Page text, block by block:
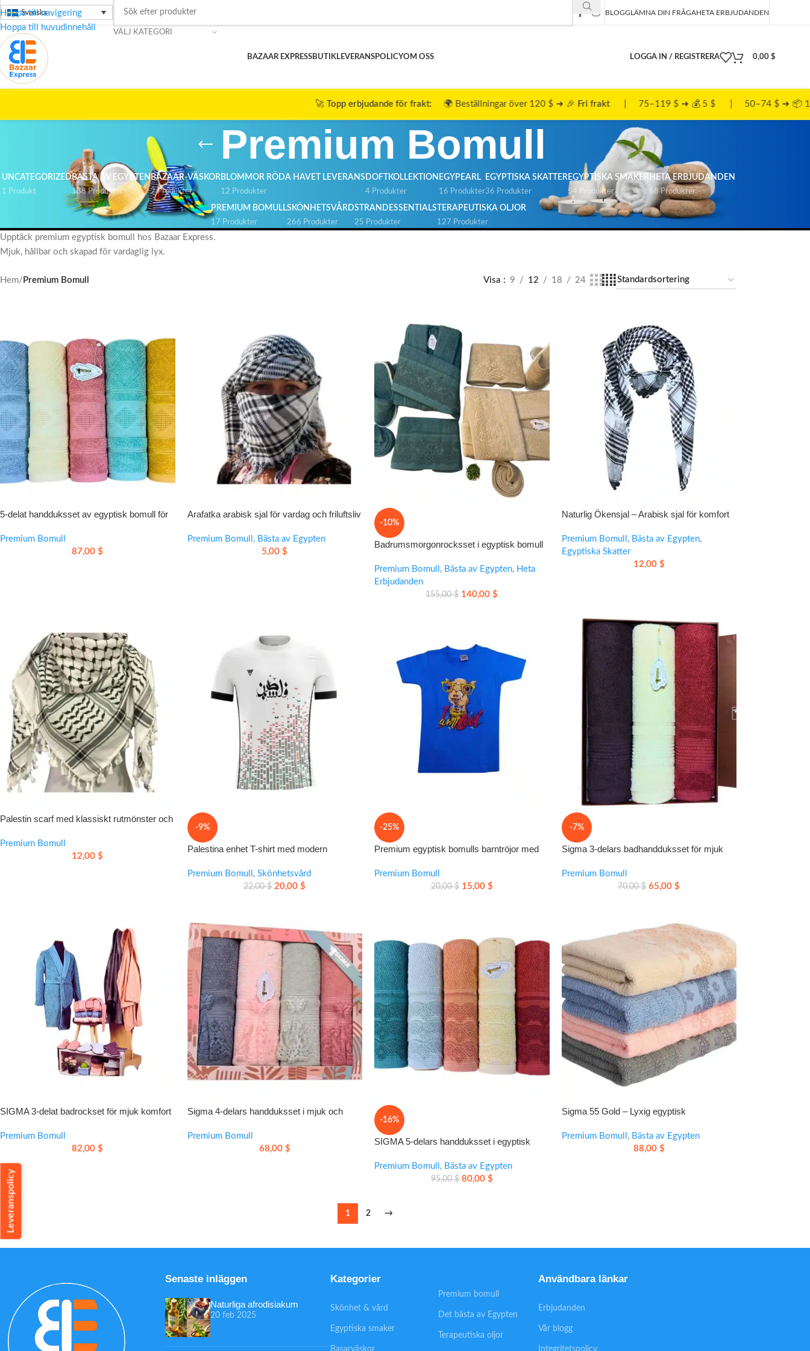
Hoppa till navigering
Hoppa till huvudinnehåll
Svenska
VÄLJ KATEGORI
BLOGGLÄMNA DIN FRÅGAHETA ERBJUDANDEN
BAZAAR EXPRESSBUTIKLEVERANSPOLICYOM OSS LOGGA IN / REGISTRERA 0,00 $
Topp erbjudande för frakt:🌍 Beställningar över 120 $ ➜ 🎉Fri frakt| 75–119 $ ➜ 💰 5 $ | 50–74 $ ➜ 📦 10 $
Premium Bomull
UNCATEGORIZED
1 Produkt
BÄSTA AV EGYPTEN
138 Produkter
BAZAAR-VÄSKOR
2 Produkter
BLOMMOR RÖDA HAVET LEVERANS
12 Produkter
DOFTKOLLEKTION
4 Produkter
EGYPEARL
16 Produkter
EGYPTISKA SKATTER
36 Produkter
EGYPTISKA SMAKER
54 Produkter
HETA ERBJUDANDEN
68 Produkter
PREMIUM BOMULL
17 Produkter
SKÖNHETSVÅRD
266 Produkter
STRANDESSENTIALS
25 Produkter
TERAPEUTISKA OLJOR
127 Produkter
Upptäck premium egyptisk bomull hos Bazaar Express.
Mjuk, hållbar och skapad för vardaglig lyx.
Hem/ Premium Bomull Visa 9 12 18 24
5-delat handduksset av egyptisk bomull för
Premium Bomull
87,00$
Arafatka arabisk sjal för vardag och friluftsliv
Premium Bomull , Bästa av Egypten
5,00$
-10%
Badrumsmorgonrocksset i egyptisk bomull
Premium Bomull , Bästa av Egypten, Heta
Erbjudanden
155,00$ 140,00$
Naturlig Ökensjal – Arabisk sjal för komfort
Premium Bomull , Bästa av Egypten,
Egyptiska Skatter
12,00 $
Palestin scarf med klassiskt rutmönster och
Premium Bomull
12,00$
-9%
Palestina enhet T-shirt med modern
Premium Bomull , Skönhetsvård
22,00$ 20,00$
-25%
Premium egyptisk bomulls barntröjor med
Premium Bomull
20,00$ 15,00 $
-7%
Sigma 3-delars badhandduksset för mjuk
Premium Bomull
70,00$ 65,00$
SIGMA 3-delat badrockset för mjuk komfort
Premium Bomull
82,00$
Sigma 4-delars handduksset i mjuk och
Premium Bomull
68,00 $
-16%
SIGMA 5-delars handduksset i egyptisk
Premium Bomull , Bästa av Egypten
95,00$ 80,00 $
Sigma 55 Gold – Lyxig egyptisk
Premium Bomull , Bästa av Egypten
88,00 $
1 2 →
Senaste inläggen
Naturliga afrodisiakum
20 feb 2025
Kategorier
Skönhet & vård
Egyptiska smaker
Basarväskor
Premium bomull
Det bästa av Egypten
Terapeutiska oljor
Användbara länkar
Erbjudanden
Vår blogg
Integritetspolicy
Leveranspolicy